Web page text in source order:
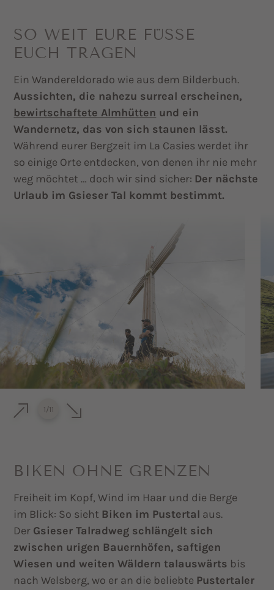
SO WEIT EURE FÜSSE E
UCH TRAGEN
Ein Wandereldorado wie aus dem Bilderbuch.
Aussichten, die nahezu surreal erscheinen,
bewirtschaftete Almhütten und ein
Wandernetz, das von sich staunen lässt.
Während eurer Bergzeit im La Casies werdet ihr
so einige Orte entdecken, von denen ihr nie mehr
weg möchtet … doch wir sind sicher: Der nächste
Urlaub im Gsieser Tal kommt bestimmt.
1 /11
BIKEN OHNE GRENZEN
Freiheit im Kopf, Wind im Haar und die Berge
im Blick: So sieht Biken im Pustertal aus.
Der Gsieser Talradweg schlängelt sich
zwischen urigen Bauernhöfen, saftigen
Wiesen und weiten Wäldern talauswärts bis
nach Welsberg, wo er an die beliebte Pustertaler